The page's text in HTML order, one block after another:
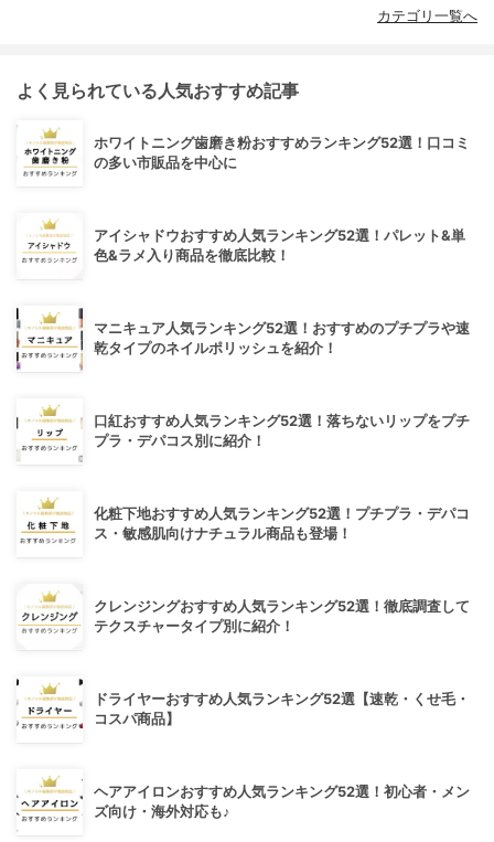
カテゴリ一覧へ
よく見られている人気おすすめ記事
ホワイトニング歯磨き粉おすすめランキング52選！口コミ
の多い市販品を中心に
アイシャドウおすすめ人気ランキング52選！パレット&単
色&ラメ入り商品を徹底比較！
マニキュア人気ランキング52選！おすすめのプチプラや速
乾タイプのネイルポリッシュを紹介！
口紅おすすめ人気ランキング52選！落ちないリップをプチ
プラ・デパコス別に紹介！
化粧下地おすすめ人気ランキング52選！プチプラ・デパコ
ス・敏感肌向けナチュラル商品も登場！
クレンジングおすすめ人気ランキング52選！徹底調査して
テクスチャータイプ別に紹介！
ドライヤーおすすめ人気ランキング52選【速乾・くせ毛・
コスパ商品】
ヘアアイロンおすすめ人気ランキング52選！初心者・メン
ズ向け・海外対応も♪